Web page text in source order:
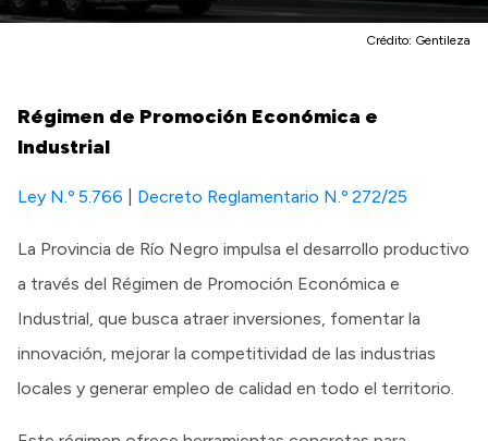
Intranet
Crédito: Gentileza
Régimen de Promoción Económica e
Industrial
Ley N.º 5.766 Decreto Reglamentario N.º 272/25
La Provincia de Río Negro impulsa el desarrollo productivo
a través del Régimen de Promoción Económica e
Industrial, que busca atraer inversiones, fomentar la
innovación, mejorar la competitividad de las industrias
locales y generar empleo de calidad en todo el territorio.